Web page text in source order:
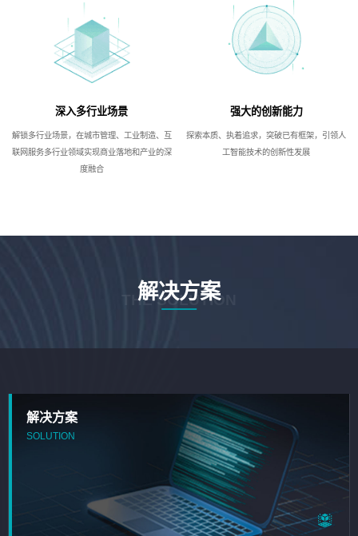
深入多行业场景
解锁多行业场景，在城市管理、工业制造、互
联网服务多行业领域实现商业落地和产业的深
度融合
强大的创新能力
探索本质、执着追求，突破已有框架，引领人
工智能技术的创新性发展
解决方案
THE SOLUTION
解决方案
SOLUTION